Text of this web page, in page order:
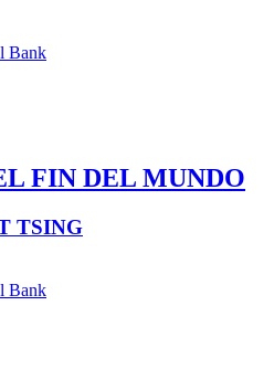
FIN DEL MUNDO
TSING